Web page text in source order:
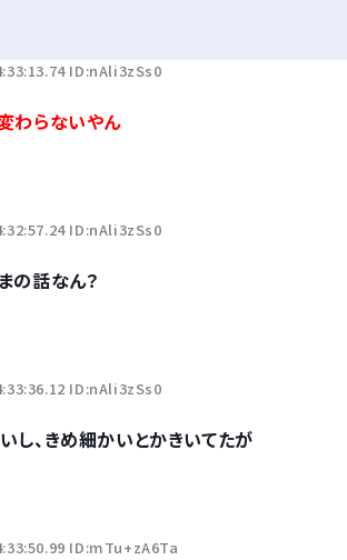
ID:nAli3zSs0
わらないやん
ID:nAli3zSs0
の話なん？
ID:nAli3zSs0
し、きめ細かいとかきいてたが
ID:mTu+zA6Ta